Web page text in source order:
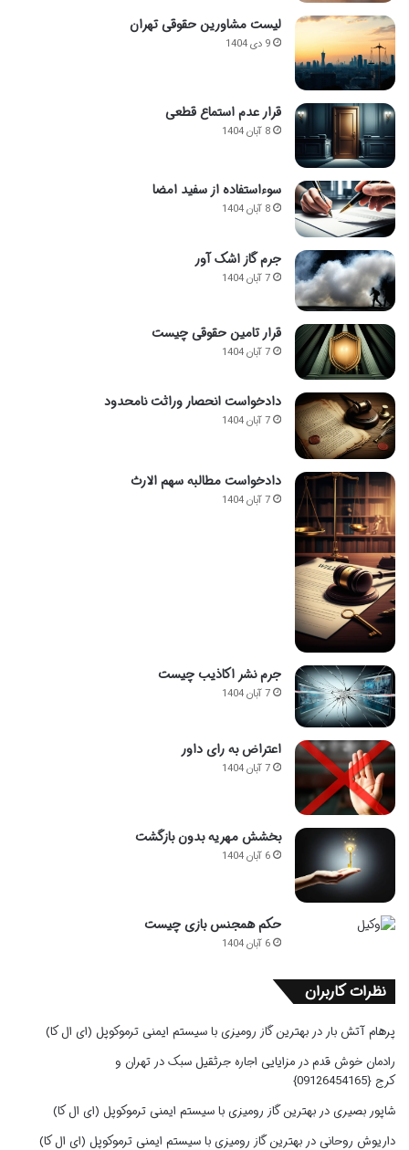
لیست مشاورین حقوقی تهران
9 دی 1404
قرار عدم استماع قطعی
8 آبان 1404
سوءاستفاده از سفید امضا
8 آبان 1404
جرم گاز اشک آور
7 آبان 1404
قرار تامین حقوقی چیست
7 آبان 1404
دادخواست انحصار وراثت نامحدود
7 آبان 1404
دادخواست مطالبه سهم الارث
7 آبان 1404
جرم نشر اکاذیب چیست
7 آبان 1404
اعتراض به رای داور
7 آبان 1404
بخشش مهریه بدون بازگشت
6 آبان 1404
حکم همجنس بازی چیست
6 آبان 1404
نظرات کاربران
پرهام آتش باردربهترین گاز رومیزی با سیستم ایمنی ترموکوپل (ای ال کا)
رادمان خوش قدمدرمزایایی اجاره جرثقیل سبک در تهران و
کرج {09126454165}
شاپور بصیریدربهترین گاز رومیزی با سیستم ایمنی ترموکوپل (ای ال کا)
داریوش روحانی دربهترین گاز رومیزی با سیستم ایمنی ترموکوپل (ای ال کا)